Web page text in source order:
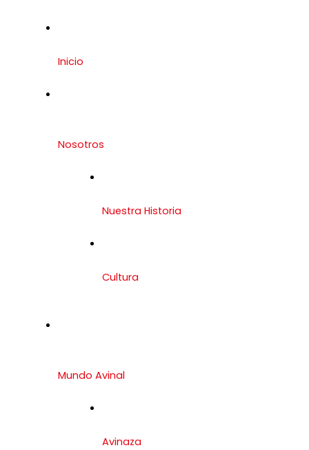
Inicio
Nosotros
Nuestra Historia
Cultura
Mundo Avinal
Avinaza